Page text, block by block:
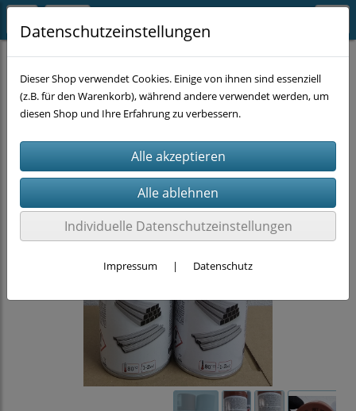
CHEMIE Lacke / Farbe
Datenschutzeinstellungen
Dieser Shop verwendet Cookies. Einige von ihnen sind essenziell
(z.B. für den Warenkorb), während andere verwendet werden, um
diesen Shop und Ihre Erfahrung zu verbessern.
Individuelle Datenschutzeinstellungen
Impressum | Datenschutz